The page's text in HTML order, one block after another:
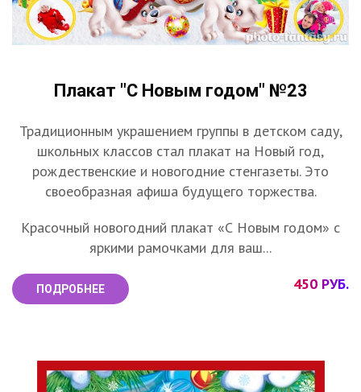
Плакат "С Новым годом" №23
Традиционным украшением группы в детском саду,
школьных классов стал плакат на Новый год,
рождественские и новогодние стенгазеты. Это
своеобразная афиша будущего торжества.
Красочный новогодний плакат «С Новым годом» с
яркими рамочками для ваш...
ПОДРОБНЕЕ 450 РУБ.